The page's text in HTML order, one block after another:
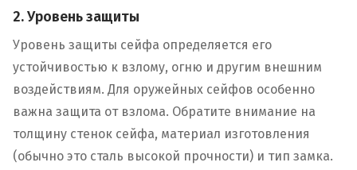
2. Уровень защиты
Уровень защиты сейфа определяется его
устойчивостью к взлому, огню и другим внешним
воздействиям. Для оружейных сейфов особенно
важна защита от взлома. Обратите внимание на
толщину стенок сейфа, материал изготовления
(обычно это сталь высокой прочности) и тип замка.